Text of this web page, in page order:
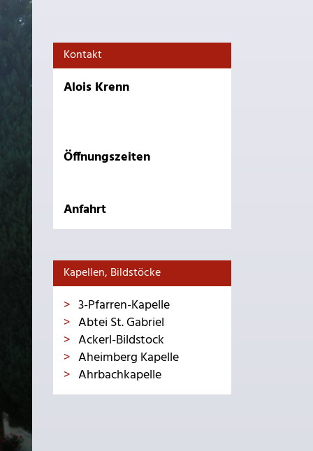
Kontakt
Alois Krenn
Öffnungszeiten
Anfahrt
Kapellen, Bildstöcke
3-Pfarren-Kapelle
Abtei St. Gabriel
Ackerl-Bildstock
Aheimberg Kapelle
Ahrbachkapelle